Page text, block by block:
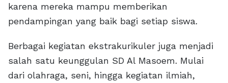
karena mereka mampu memberikan
pendampingan yang baik bagi setiap siswa.
Berbagai kegiatan ekstrakurikuler juga menjadi
salah satu keunggulan SD Al Masoem. Mulai
dari olahraga, seni, hingga kegiatan ilmiah,